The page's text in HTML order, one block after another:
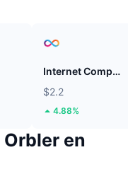
Internet Computer
$2.2
4.88%
en